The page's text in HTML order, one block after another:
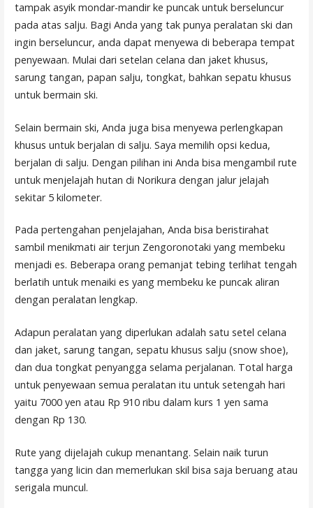
tampak asyik mondar-mandir ke puncak untuk berseluncur
pada atas salju. Bagi Anda yang tak punya peralatan ski dan
ingin berseluncur, anda dapat menyewa di beberapa tempat
penyewaan. Mulai dari setelan celana dan jaket khusus,
sarung tangan, papan salju, tongkat, bahkan sepatu khusus
untuk bermain ski.
Selain bermain ski, Anda juga bisa menyewa perlengkapan
khusus untuk berjalan di salju. Saya memilih opsi kedua,
berjalan di salju. Dengan pilihan ini Anda bisa mengambil rute
untuk menjelajah hutan di Norikura dengan jalur jelajah
sekitar 5 kilometer.
Pada pertengahan penjelajahan, Anda bisa beristirahat
sambil menikmati air terjun Zengoronotaki yang membeku
menjadi es. Beberapa orang pemanjat tebing terlihat tengah
berlatih untuk menaiki es yang membeku ke puncak aliran
dengan peralatan lengkap.
Adapun peralatan yang diperlukan adalah satu setel celana
dan jaket, sarung tangan, sepatu khusus salju (snow shoe),
dan dua tongkat penyangga selama perjalanan. Total harga
untuk penyewaan semua peralatan itu untuk setengah hari
yaitu 7000 yen atau Rp 910 ribu dalam kurs 1 yen sama
dengan Rp 130.
Rute yang dijelajah cukup menantang. Selain naik turun
tangga yang licin dan memerlukan skil bisa saja beruang atau
serigala muncul.